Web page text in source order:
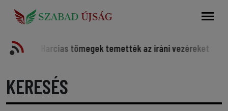
Harcias tömegek temették az iráni vezéreket
KERESÉS